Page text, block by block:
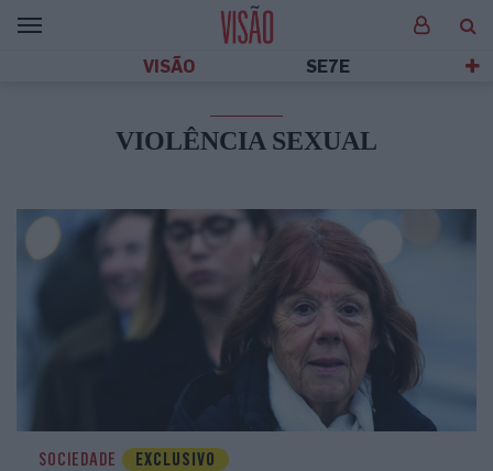
VISÃO SE7E
VIOLÊNCIA SEXUAL
SOCIEDADE EXCLUSIVO